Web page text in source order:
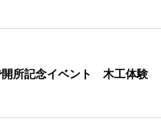
開所記念イベント 木工体験